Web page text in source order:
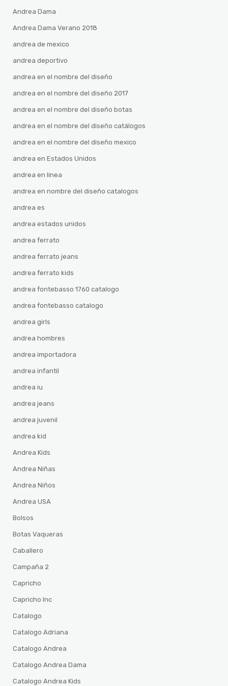
Andrea Dama
Andrea Dama Verano 2018
andrea de mexico
andrea deportivo
andrea en el nombre del diseño
andrea en el nombre del diseño 2017
andrea en el nombre del diseño botas
andrea en el nombre del diseño catálogos
andrea en el nombre del diseño mexico
andrea en Estados Unidos
andrea en linea
andrea en nombre del diseño catalogos
andrea es
andrea estados unidos
andrea ferrato
andrea ferrato jeans
andrea ferrato kids
andrea fontebasso 1760 catalogo
andrea fontebasso catalogo
andrea girls
andrea hombres
andrea importadora
andrea infantil
andrea iu
andrea jeans
andrea juvenil
andrea kid
Andrea Kids
Andrea Niñas
Andrea Niños
Andrea USA
Bolsos
Botas Vaqueras
Caballero
Campaña 2
Capricho
Capricho Inc
Catalogo
Catalogo Adriana
Catalogo Andrea
Catalogo Andrea Dama
Catalogo Andrea Kids